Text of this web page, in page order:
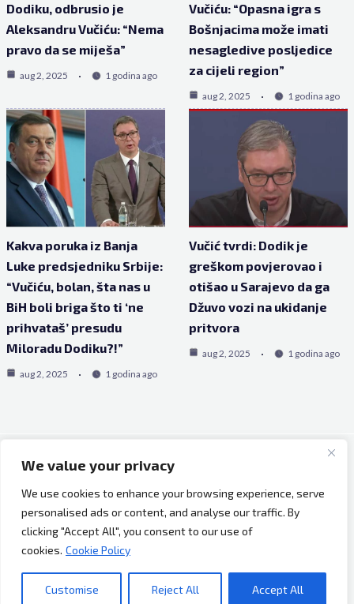
We value your privacy
We use cookies to enhance your browsing experience, serve
personalised ads or content, and analyse our traffic. By
clicking "Accept All", you consent to our use of
cookies. Cookie Policy
Customise Reject All Accept All
Dodiku, odbrusio je
Aleksandru Vučiću: “Nema
pravo da se miješa”
aug 2, 2025 1 godina ago
Vučiću: “Opasna igra s
Bošnjacima može imati
nesagledive posljedice
za cijeli region”
aug 2, 2025 1 godina ago
Kakva poruka iz Banja
Luke predsjedniku Srbije:
“Vučiću, bolan, šta nas u
BiH boli briga što ti ‘ne
prihvataš’ presudu
Miloradu Dodiku?!”
aug 2, 2025 1 godina ago
Vučić tvrdi: Dodik je
greškom povjerovao i
otišao u Sarajevo da ga
Džuvo vozi na ukidanje
pritvora
aug 2, 2025 1 godina ago
Copyright © 2026 Bh Dijaspora.
O nama
Marketing
Uslovi korištenja